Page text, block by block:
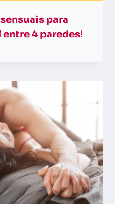
para
4 paredes!